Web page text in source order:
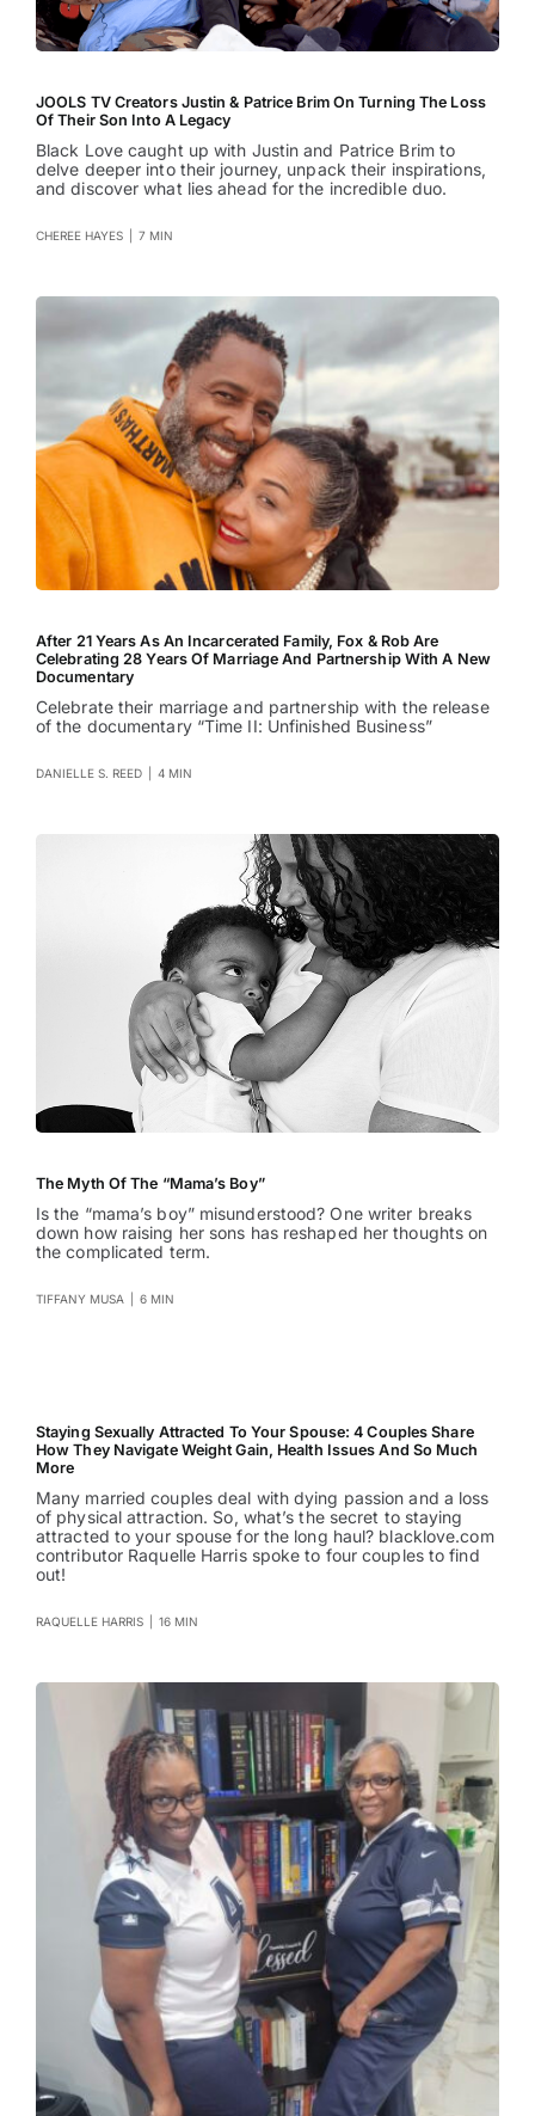
JOOLS TV Creators Justin & Patrice Brim On Turning The Loss
Of Their Son Into A Legacy
Black Love caught up with Justin and Patrice Brim to
delve deeper into their journey, unpack their inspirations,
and discover what lies ahead for the incredible duo.
CHEREE HAYES 7 MIN
After 21 Years As An Incarcerated Family, Fox & Rob Are
Celebrating 28 Years Of Marriage And Partnership With A New
Documentary
Celebrate their marriage and partnership with the release
of the documentary “Time II: Unfinished Business”
DANIELLE S. REED 4 MIN
The Myth Of The “Mama’s Boy”
Is the “mama’s boy” misunderstood? One writer breaks
down how raising her sons has reshaped her thoughts on
the complicated term.
TIFFANY MUSA 6 MIN
Staying Sexually Attracted To Your Spouse: 4 Couples Share
How They Navigate Weight Gain, Health Issues And So Much
More
Many married couples deal with dying passion and a loss
of physical attraction. So, what’s the secret to staying
attracted to your spouse for the long haul? blacklove.com
contributor Raquelle Harris spoke to four couples to find
out!
RAQUELLE HARRIS 16 MIN